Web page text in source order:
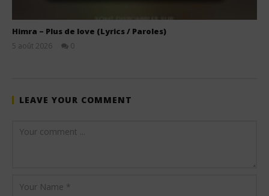
Himra – Plus de love (Lyrics / Paroles)
5 août 2026
0
LEAVE YOUR COMMENT